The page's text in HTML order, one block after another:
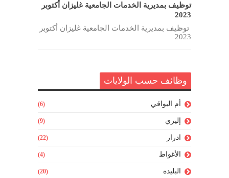
توظيف بمديرية الخدمات الجامعية غليزان أكتوبر
2023
توظيف بمديرية الخدمات الجامعية غليزان أكتوبر
2023
وظائف حسب الولايات
أم البواقي (6)
إليزي (9)
ادرار (22)
الأغواط (4)
البليدة (20)